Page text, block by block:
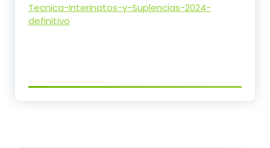
Tecnica-Interinatos-y-Suplencias-2024-
definitivo